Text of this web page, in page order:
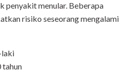
penyakit menular. Beberapa
risiko seseorang mengalami
laki
tahun